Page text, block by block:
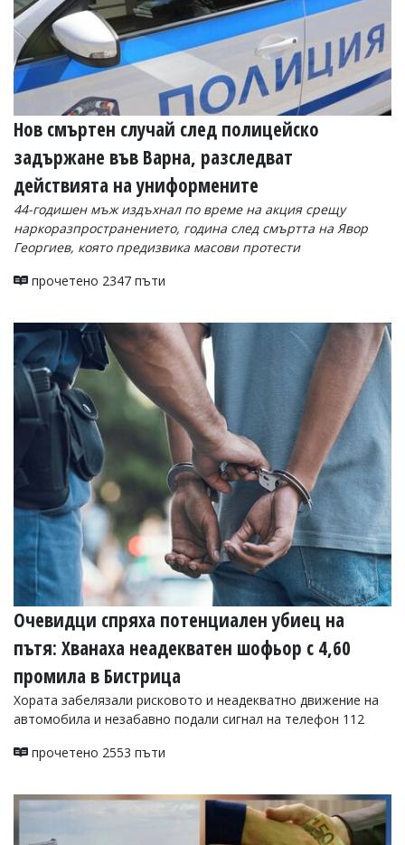
Нов смъртен случай след полицейско
задържане във Варна, разследват
действията на униформените
44-годишен мъж издъхнал по време на акция срещу
наркоразпространението, година след смъртта на Явор
Георгиев, която предизвика масови протести
прочетено 2347 пъти
Очевидци спряха потенциален убиец на
пътя: Хванаха неадекватен шофьор с 4,60
промила в Бистрица
Хората забелязали рисковото и неадекватно движение на
автомобила и незабавно подали сигнал на телефон 112
прочетено 2553 пъти